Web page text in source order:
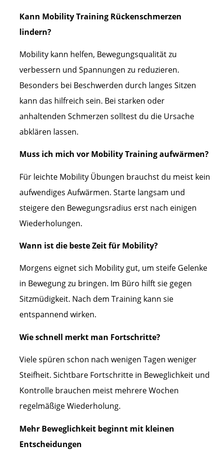
Kann Mobility Training Rückenschmerzen
lindern?
Mobility kann helfen, Bewegungsqualität zu
verbessern und Spannungen zu reduzieren.
Besonders bei Beschwerden durch langes Sitzen
kann das hilfreich sein. Bei starken oder
anhaltenden Schmerzen solltest du die Ursache
abklären lassen.
Muss ich mich vor Mobility Training aufwärmen?
Für leichte Mobility Übungen brauchst du meist kein
aufwendiges Aufwärmen. Starte langsam und
steigere den Bewegungsradius erst nach einigen
Wiederholungen.
Wann ist die beste Zeit für Mobility?
Morgens eignet sich Mobility gut, um steife Gelenke
in Bewegung zu bringen. Im Büro hilft sie gegen
Sitzmüdigkeit. Nach dem Training kann sie
entspannend wirken.
Wie schnell merkt man Fortschritte?
Viele spüren schon nach wenigen Tagen weniger
Steifheit. Sichtbare Fortschritte in Beweglichkeit und
Kontrolle brauchen meist mehrere Wochen
regelmäßige Wiederholung.
Mehr Beweglichkeit beginnt mit kleinen
Entscheidungen